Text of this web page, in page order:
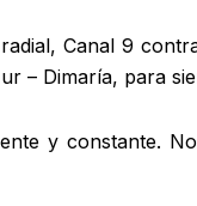
Canal 9
– Dimaría, para
y constante.